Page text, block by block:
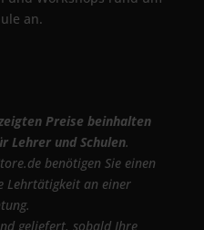
an.
Preise beinhalten
Lehrer und Schulen.
benötigen Sie einen
Lehrtätigkeit an einer
geliefert, sobald Ihre